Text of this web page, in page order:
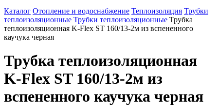
Каталог Отопление и водоснабжение Теплоизоляция Трубки
теплоизоляционные Трубки теплоизоляционные Трубка
теплоизоляционная K-Flex ST 160/13-2м из вспененного
каучука черная
Трубка теплоизоляционная
K-Flex ST 160/13-2м из
вспененного каучука черная